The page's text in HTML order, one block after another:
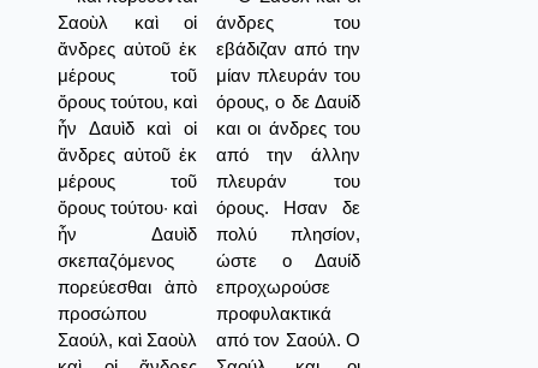
Σαοὺλ καὶ οἱ
ἄνδρες αὐτοῦ ἐκ
μέρους τοῦ
ὄρους τούτου, καὶ
ἦν Δαυὶδ καὶ οἱ
ἄνδρες αὐτοῦ ἐκ
μέρους τοῦ
ὄρους τούτου· καὶ
ἦν Δαυὶδ
σκεπαζόμενος
πορεύεσθαι ἀπὸ
προσώπου
Σαούλ, καὶ Σαοὺλ
άνδρες του
εβάδιζαν από την
μίαν πλευράν του
όρους, ο δε Δαυίδ
και οι άνδρες του
από την άλλην
πλευράν του
όρους. Ησαν δε
πολύ πλησίον,
ώστε ο Δαυίδ
επροχωρούσε
προφυλακτικά
από τον Σαούλ. Ο